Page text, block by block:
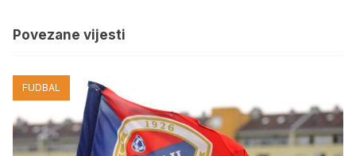
Povezane vijesti
FUDBAL